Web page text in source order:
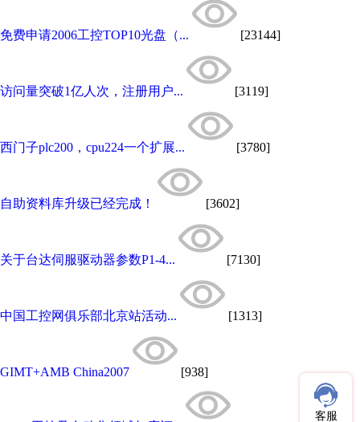
免费申请2006工控TOP10光盘（... [23144]
访问量突破1亿人次，注册用户... [3119]
西门子plc200，cpu224一个扩展... [3780]
自助资料库升级已经完成！ [3602]
关于台达伺服驱动器参数P1-4... [7130]
中国工控网俱乐部北京站活动... [1313]
GIMT+AMB China2007 [938]
客服